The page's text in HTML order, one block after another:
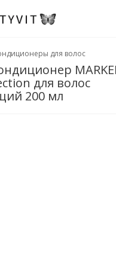
для волос
для волос
200 мл